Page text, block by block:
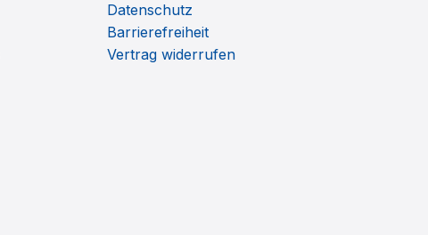
Datenschutz
Barrierefreiheit
Vertrag widerrufen